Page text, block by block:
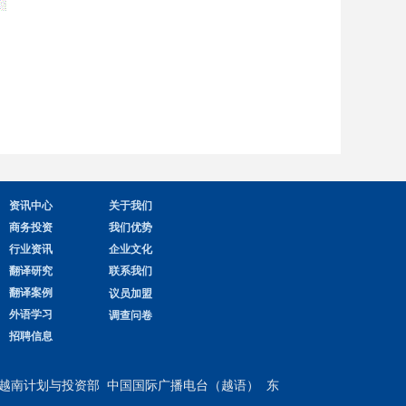
资讯中心
商务投资
行业资讯
翻译研究
翻译案例
外语学习
招聘信息
关于我们
我们优势
企业文化
联系我们
议员加盟
调查问卷
南计划与投资部 中国国际广播电台（越语） 东